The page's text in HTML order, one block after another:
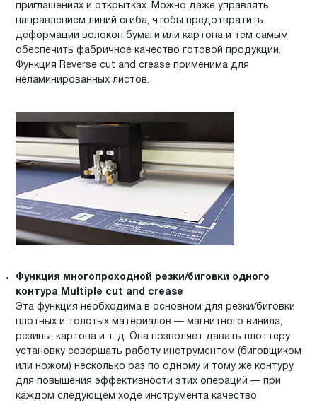
приглашениях и открытках. Можно даже управлять
направлением линий сгиба, чтобы предотвратить
деформации волокон бумаги или картона и тем самым
обеспечить фабричное качество готовой продукции.
Функция Reverse cut and crease применима для
неламинированных листов.
Функция многопроходной резки/биговки одного
контура Multiple cut and crease
Эта функция необходима в основном для резки/биговки
плотных и толстых материалов — магнитного винила,
резины, картона и т. д. Она позволяет давать плоттеру
установку совершать работу инструментом (биговщиком
или ножом) несколько раз по одному и тому же контуру
для повышения эффективности этих операций — при
каждом следующем ходе инструмента качество